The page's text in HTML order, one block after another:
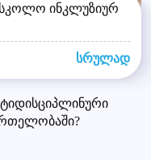
ინკლუზიურ
სრულად